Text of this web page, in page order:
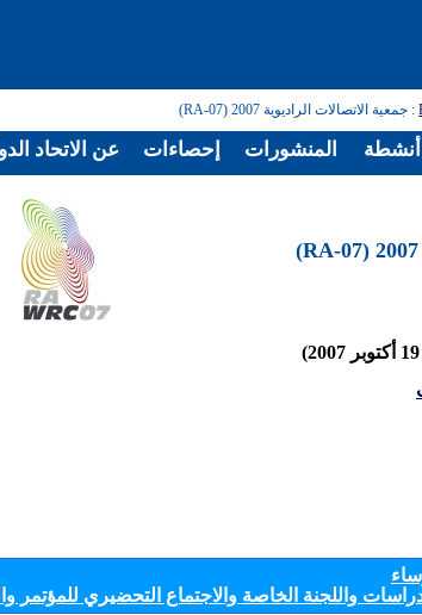
: جمعية الاتصالات الراديوية 2007 (RA-07)
واللجنة الخاصة والاجتماع التحضيري للمؤتمر
عن الاتحاد إحصاءات المنشورات أنشطة